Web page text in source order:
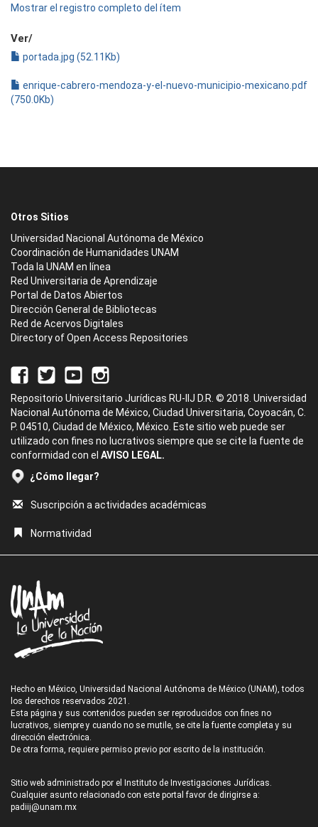
Mostrar el registro completo del ítem
Ver/
portada.jpg (52.11Kb)
enrique-cabrero-mendoza-y-el-nuevo-municipio-mexicano.pdf
(750.0Kb)
Otros Sitios
Universidad Nacional Autónoma de México
Coordinación de Humanidades UNAM
Toda la UNAM en línea
Red Universitaria de Aprendizaje
Portal de Datos Abiertos
Dirección General de Bibliotecas
Red de Acervos Digitales
Directory of Open Access Repositories
Repositorio Universitario Jurídicas RU-IIJ D.R. © 2018. Universidad
Nacional Autónoma de México, Ciudad Universitaria, Coyoacán, C.
P. 04510, Ciudad de México, México. Este sitio web puede ser
utilizado con fines no lucrativos siempre que se cite la fuente de
conformidad con el AVISO LEGAL.
¿Cómo llegar?
Suscripción a actividades académicas
Normatividad
Hecho en México, Universidad Nacional Autónoma de México (UNAM), todos
los derechos reservados 2021.
Esta página y sus contenidos pueden ser reproducidos con fines no
lucrativos, siempre y cuando no se mutile, se cite la fuente completa y su
dirección electrónica.
De otra forma, requiere permiso previo por escrito de la institución.
Sitio web administrado por el Instituto de Investigaciones Jurídicas.
Cualquier asunto relacionado con este portal favor de dirigirse a:
padiij@unam.mx